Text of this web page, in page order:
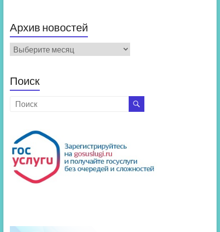
Архив новостей
Архив
новостей
Поиск